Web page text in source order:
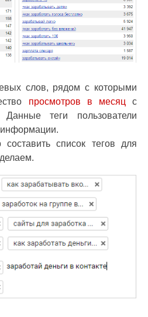
слов, рядом с которыми
просмотров в месяц с
Данные теги пользователи
информации.
список тегов для